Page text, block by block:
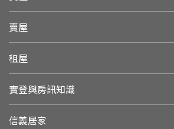
賣屋
租屋
實登與房訊知識
信義居家